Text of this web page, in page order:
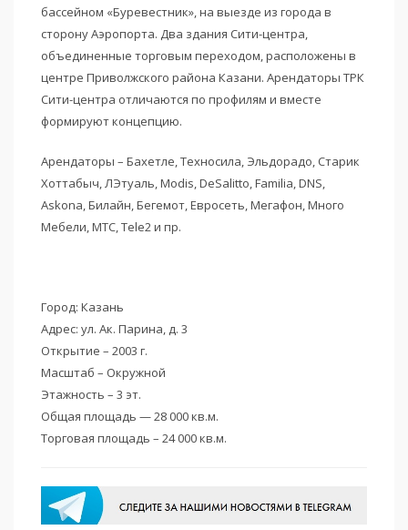
бассейном «Буревестник», на выезде из города в
сторону Аэропорта. Два здания Сити-центра,
объединенные торговым переходом, расположены в
центре Приволжского района Казани. Арендаторы ТРК
Сити-центра отличаются по профилям и вместе
формируют концепцию.
Арендаторы – Бахетле, Техносила, Эльдорадо, Старик
Хоттабыч, ЛЭтуаль, Modis, DeSalitto, Familia, DNS,
Askona, Билайн, Бегемот, Евросеть, Мегафон, Много
Мебели, МТС, Tele2 и пр.
Город: Казань
Адрес: ул. Ак. Парина, д. 3
Открытие – 2003 г.
Масштаб – Окружной
Этажность – 3 эт.
Общая площадь — 28 000 кв.м.
Торговая площадь – 24 000 кв.м.